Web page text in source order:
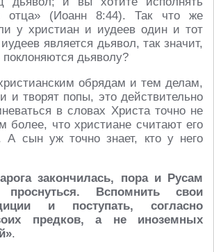
отца» (Иоанн 8:44). Так что же
у христиан и иудеев один и тот
является дьявол, так значит,
дьяволу?
обрядам и тем делам,
и творят попы, это действительно
в словах Христа точно не
более, что христиане считают его
сын уж точно знает, кто у него
закончилась, пора и Русам
проснуться. Вспомнить свои
и поступать, согласно
предков, а не иноземных
.